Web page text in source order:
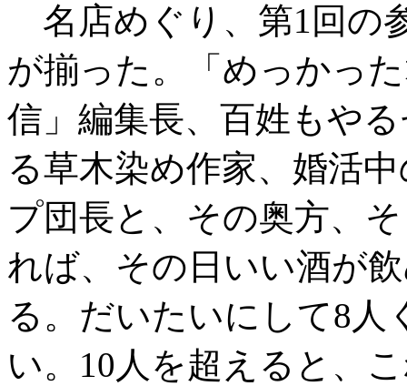
名店めぐり、第1回の
が揃った。「めっかっ
信」編集長、百姓もや
る草木染め作家、婚活
プ団長と、その奥方、
れば、その日いい酒が
る。だいたいにして8
い。10人を超えると、